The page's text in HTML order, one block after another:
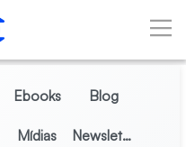
Ebooks Blog
Mídias Newsletter